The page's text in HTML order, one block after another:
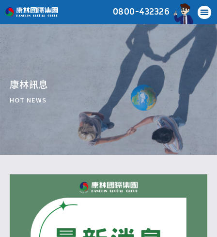
0800-432326
康林訊息
HOT NEWS